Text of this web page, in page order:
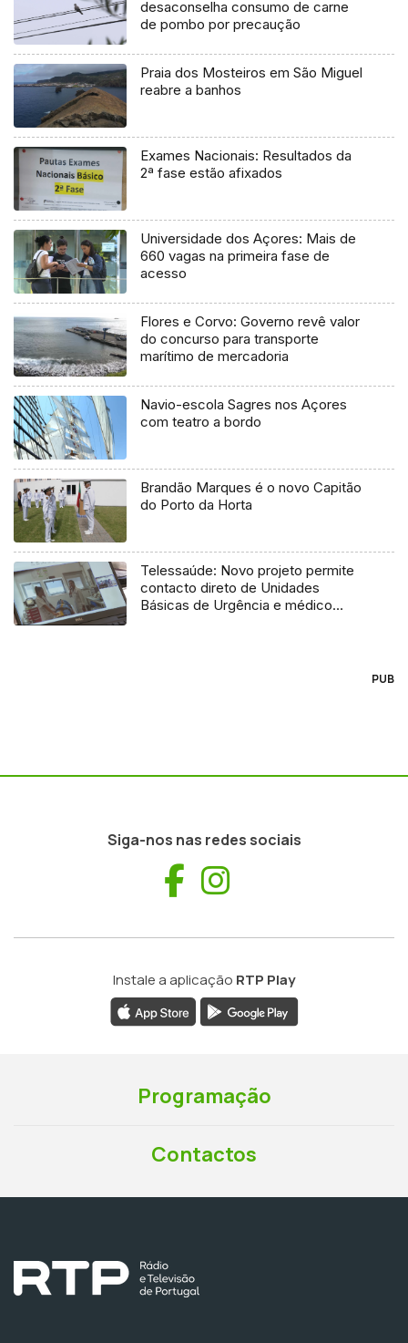
desaconselha consumo de carne
de pombo por precaução
Praia dos Mosteiros em São Miguel
reabre a banhos
Exames Nacionais: Resultados da
2ª fase estão afixados
Universidade dos Açores: Mais de
660 vagas na primeira fase de
acesso
Flores e Corvo: Governo revê valor
do concurso para transporte
marítimo de mercadoria
Navio-escola Sagres nos Açores
com teatro a bordo
Brandão Marques é o novo Capitão
do Porto da Horta
Telessaúde: Novo projeto permite
contacto direto de Unidades
Básicas de Urgência e médico
PUB
Siga-nos nas redes sociais
Facebook
Instale a aplicação RTP Play
Programação
Contactos